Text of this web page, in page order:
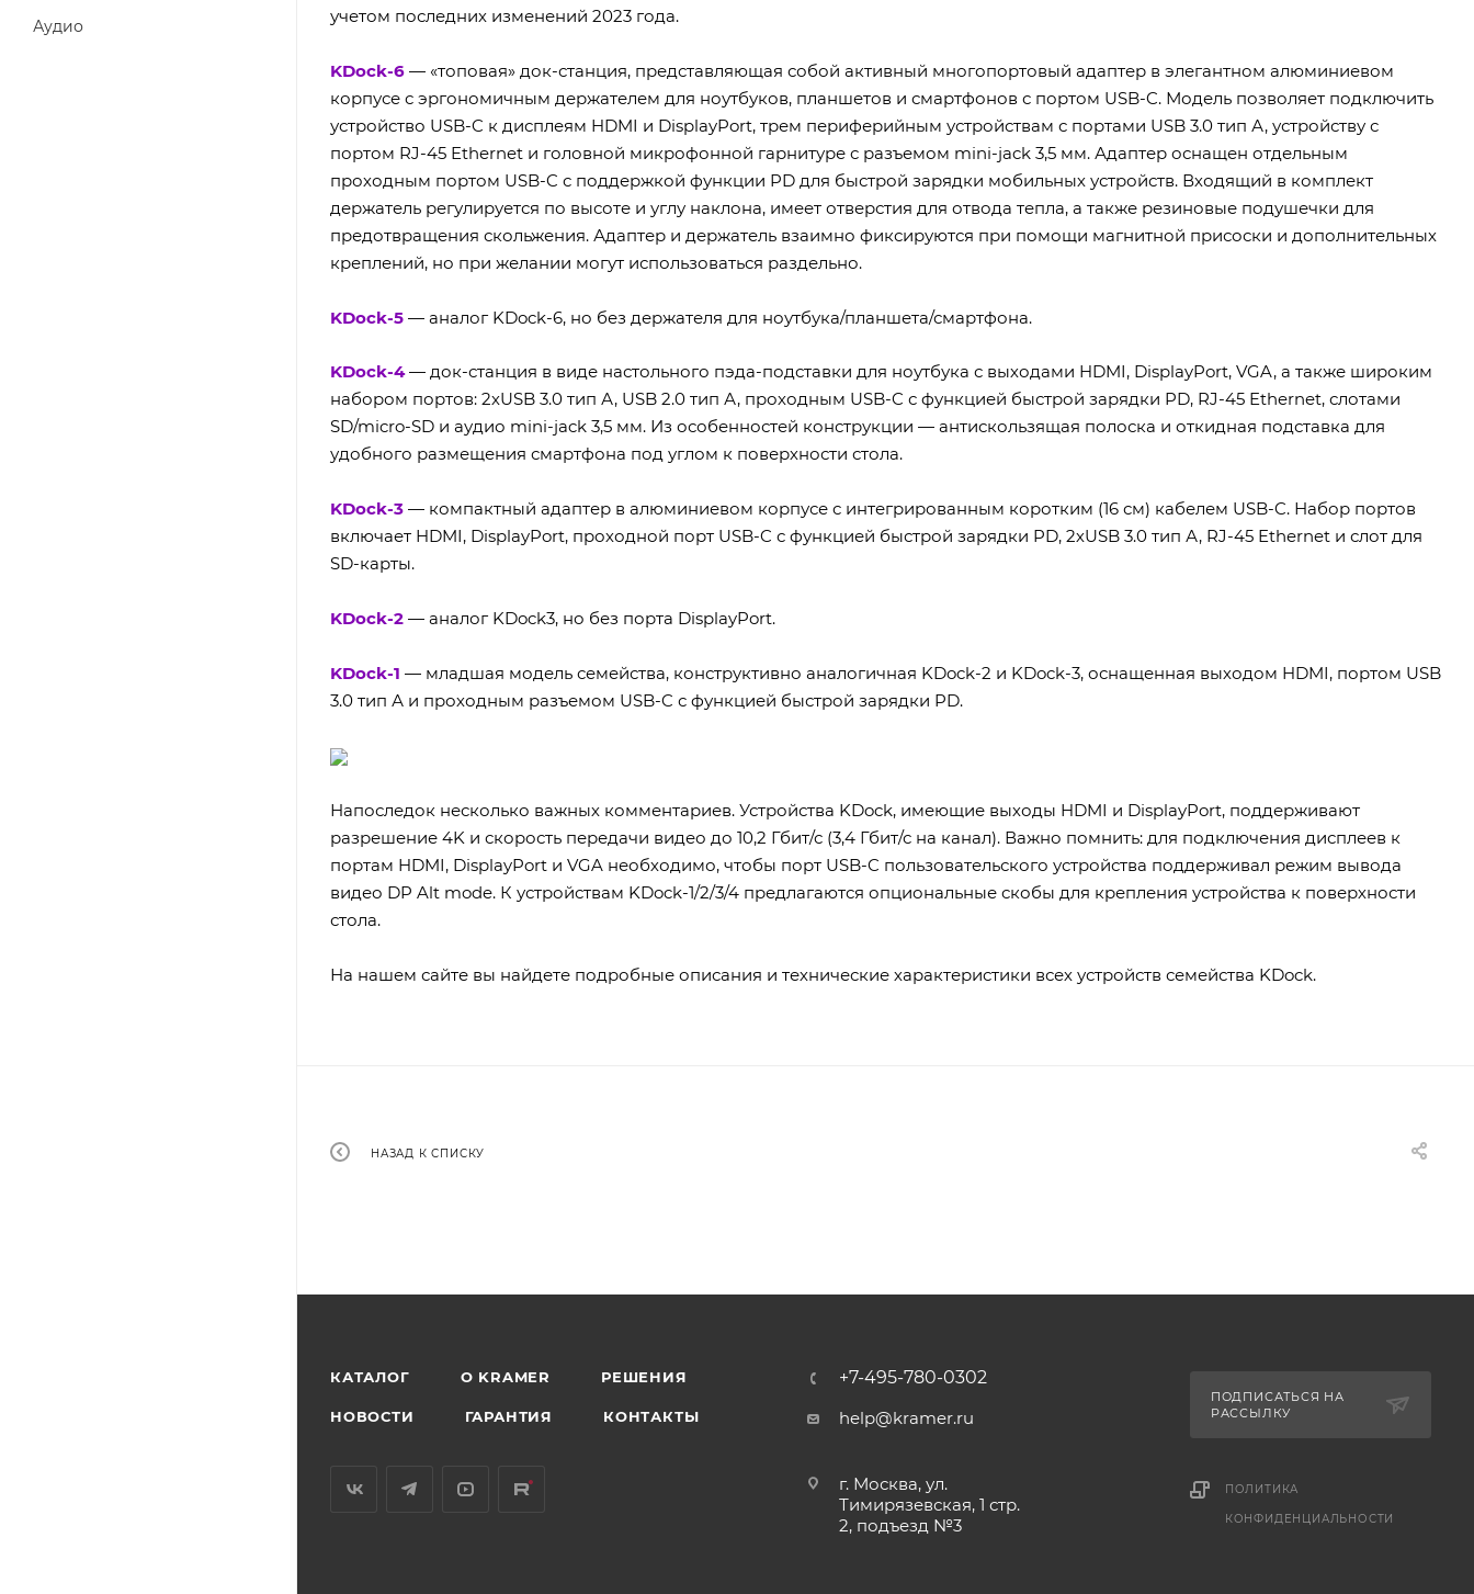
Аудио
учетом последних изменений 2023 года.
KDock-6 — «топовая» док-станция, представляющая собой активный многопортовый адаптер в элегантном алюминиевом
корпусе с эргономичным держателем для ноутбуков, планшетов и смартфонов с портом USB-C. Модель позволяет подключить
устройство USB-C к дисплеям HDMI и DisplayPort, трем периферийным устройствам с портами USB 3.0 тип А, устройству с
портом RJ-45 Ethernet и головной микрофонной гарнитуре с разъемом mini-jack 3,5 мм. Адаптер оснащен отдельным
проходным портом USB-C с поддержкой функции PD для быстрой зарядки мобильных устройств. Входящий в комплект
держатель регулируется по высоте и углу наклона, имеет отверстия для отвода тепла, а также резиновые подушечки для
предотвращения скольжения. Адаптер и держатель взаимно фиксируются при помощи магнитной присоски и дополнительных
креплений, но при желании могут использоваться раздельно.
KDock-5 — аналог KDock-6, но без держателя для ноутбука/планшета/смартфона.
KDock-4— док-станция в виде настольного пэда-подставки для ноутбука с выходами HDMI, DisplayPort, VGA, а также широким
набором портов: 2хUSB 3.0 тип А, USB 2.0 тип А, проходным USB-C с функцией быстрой зарядки PD, RJ-45 Ethernet, слотами
SD/micro-SD и аудио mini-jack 3,5 мм. Из особенностей конструкции — антискользящая полоска и откидная подставка для
удобного размещения смартфона под углом к поверхности стола.
KDock-3 — компактный адаптер в алюминиевом корпусе с интегрированным коротким (16 см) кабелем USB-C. Набор портов
включает HDMI, DisplayPort, проходной порт USB-C с функцией быстрой зарядки PD, 2хUSB 3.0 тип А, RJ-45 Ethernet и слот для
SD-карты.
KDock-2 — аналог KDock3, но без порта DisplayPort.
KDock-1 — младшая модель семейства, конструктивно аналогичная KDock-2 и KDock-3, оснащенная выходом HDMI, портом USB
3.0 тип А и проходным разъемом USB-C с функцией быстрой зарядки PD.
Напоследок несколько важных комментариев. Устройства KDock, имеющие выходы HDMI и DisplayPort, поддерживают
разрешение 4K и скорость передачи видео до 10,2 Гбит/с (3,4 Гбит/с на канал). Важно помнить: для подключения дисплеев к
портам HDMI, DisplayPort и VGA необходимо, чтобы порт USB-C пользовательского устройства поддерживал режим вывода
видео DP Alt mode. К устройствам KDock-1/2/3/4 предлагаются опциональные скобы для крепления устройства к поверхности
стола.
На нашем сайте вы найдете подробные описания и технические характеристики всех устройств семейства KDock.
НАЗАД К СПИСКУ
КАТАЛОГ O KRAMER РЕШЕНИЯ
НОВОСТИ ГАРАНТИЯ КОНТАКТЫ
+7-495-780-0302
help@kramer.ru
г. Москва, ул.
Тимирязевская, 1 стр.
2, подъезд №3
ПОДПИСАТЬСЯ НА
РАССЫЛКУ
ПОЛИТИКА
КОНФИДЕНЦИАЛЬНОСТИ